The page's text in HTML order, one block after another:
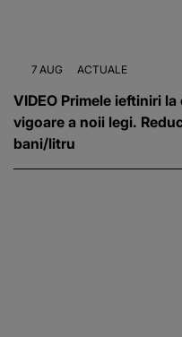
7 AUG ACTUALE
VIDEO Primele ieftiniri
vigoare a noii legi.
bani/litru